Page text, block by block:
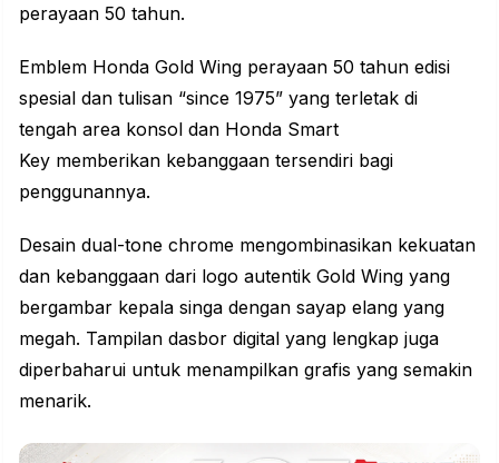
perayaan 50 tahun.
Emblem Honda Gold Wing perayaan 50 tahun edisi
spesial dan tulisan “since 1975” yang terletak di
tengah area konsol dan Honda Smart
Key memberikan kebanggaan tersendiri bagi
penggunannya.
Desain dual-tone chrome mengombinasikan kekuatan
dan kebanggaan dari logo autentik Gold Wing yang
bergambar kepala singa dengan sayap elang yang
megah. Tampilan dasbor digital yang lengkap juga
diperbaharui untuk menampilkan grafis yang semakin
menarik.